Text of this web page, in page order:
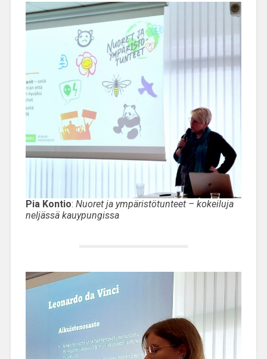
Pia Kontio: Nuoret ja ympäristötunteet – kokeiluja
neljässä kauypungissa